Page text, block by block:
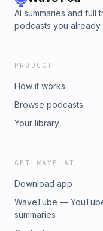
AI summaries and full
podcasts you
PRODUCT
How it works
Browse podcasts
Your library
GET WAVE AI
Download app
WaveTube —
summaries